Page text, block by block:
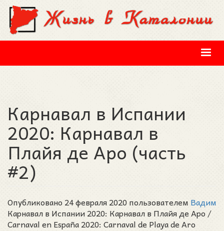
Перейти к основному содержанию
Карнавал в Испании
2020: Карнавал в
Плайя де Аро (часть
#2)
Опубликовано 24 февраля 2020 пользователем Вадим
Карнавал в Испании 2020: Карнавал в Плайя де Аро /
Carnaval en España 2020: Carnaval de Playa de Aro